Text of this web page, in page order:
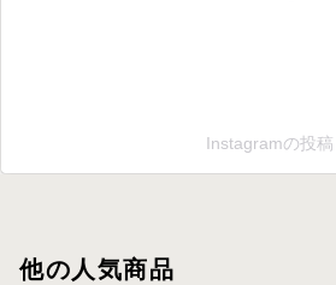
Instagramの投稿
他の人気商品